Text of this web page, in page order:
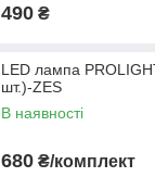
490 ₴
LED лампа
шт.)-ZES
В наявності
680 ₴/комплект